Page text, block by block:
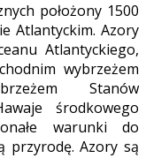
położony 1500
Atlantyckim. Azory
Atlantyckiego,
wybrzeżem
Stanów
środkowego
warunki do
przyrodę. Azory są